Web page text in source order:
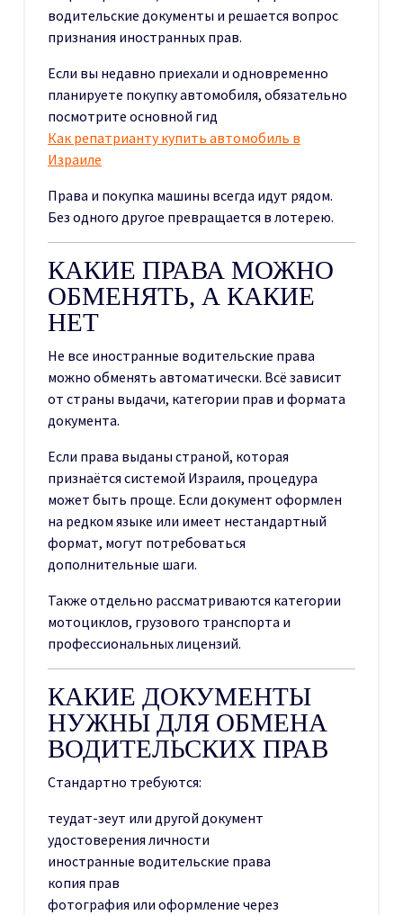
водительские документы и решается вопрос
признания иностранных прав.
Если вы недавно приехали и одновременно
планируете покупку автомобиля, обязательно
посмотрите основной гид
Как репатрианту купить автомобиль в
Израиле
Права и покупка машины всегда идут рядом.
Без одного другое превращается в лотерею.
КАКИЕ ПРАВА МОЖНО
ОБМЕНЯТЬ, А КАКИЕ
НЕТ
Не все иностранные водительские права
можно обменять автоматически. Всё зависит
от страны выдачи, категории прав и формата
документа.
Если права выданы страной, которая
признаётся системой Израиля, процедура
может быть проще. Если документ оформлен
на редком языке или имеет нестандартный
формат, могут потребоваться
дополнительные шаги.
Также отдельно рассматриваются категории
мотоциклов, грузового транспорта и
профессиональных лицензий.
КАКИЕ ДОКУМЕНТЫ
НУЖНЫ ДЛЯ ОБМЕНА
ВОДИТЕЛЬСКИХ ПРАВ
Стандартно требуются:
теудат-зеут или другой документ
удостоверения личности
иностранные водительские права
копия прав
фотография или оформление через